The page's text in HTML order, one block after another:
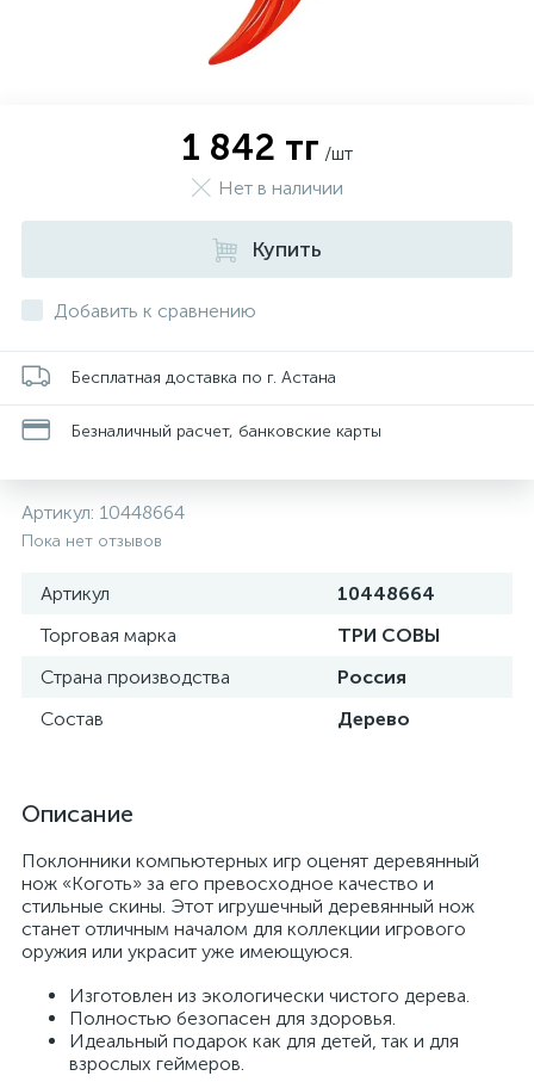
1 842 тг /шт
Нет в наличии
Купить
Добавить к сравнению
Бесплатная доставка по г. Астана
Безналичный расчет, банковские карты
Артикул: 10448664
Пока нет отзывов
Артикул
10448664
Торговая марка
ТРИ СОВЫ
Страна производства
Россия
Состав
Дерево
Описание
Поклонники компьютерных игр оценят деревянный
нож «Коготь» за его превосходное качество и
стильные скины. Этот игрушечный деревянный нож
станет отличным началом для коллекции игрового
оружия или украсит уже имеющуюся.
Изготовлен из экологически чистого дерева.
Полностью безопасен для здоровья.
Идеальный подарок как для детей, так и для
взрослых геймеров.